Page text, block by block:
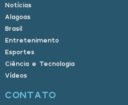
Notícias
Alagoas
Brasil
Entretenimento
Esportes
Ciência e Tecnologia
Vídeos
CONTATO